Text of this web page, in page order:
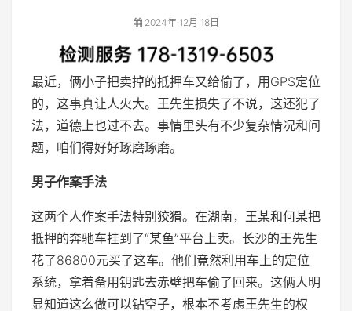
2024年 12月 18日
最近，俩小子把卖掉的抵押车又给偷了，用GPS定位
的，这事真让人火大。王先生损失了不说，这还犯了
法，道德上也过不去。事情里头有不少复杂情况和问
题，咱们得好好琢磨琢磨。
男子作案手法
这两个人作案手法特别狡猾。在湖南，王某和何某把
抵押的奔驰车挂到了“某鱼”平台上卖。长沙的王先生
花了86800元买了这车。他们竟然利用车上的定位
系统，拿着备用钥匙去赤壁把车偷了回来。这俩人明
显知道这么做可以钻空子，根本不考虑王先生的权